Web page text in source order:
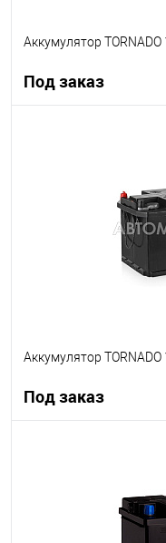
Аккумулятор TORNADO
Под заказ
Аккумулятор
Под заказ